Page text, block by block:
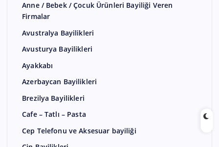
Anne / Bebek / Çocuk Ürünleri Bayiliği Veren
Firmalar
Avustralya Bayilikleri
Avusturya Bayilikleri
Ayakkabı
Azerbaycan Bayilikleri
Brezilya Bayilikleri
Cafe – Tatlı – Pasta
Cep Telefonu ve Aksesuar bayiliği